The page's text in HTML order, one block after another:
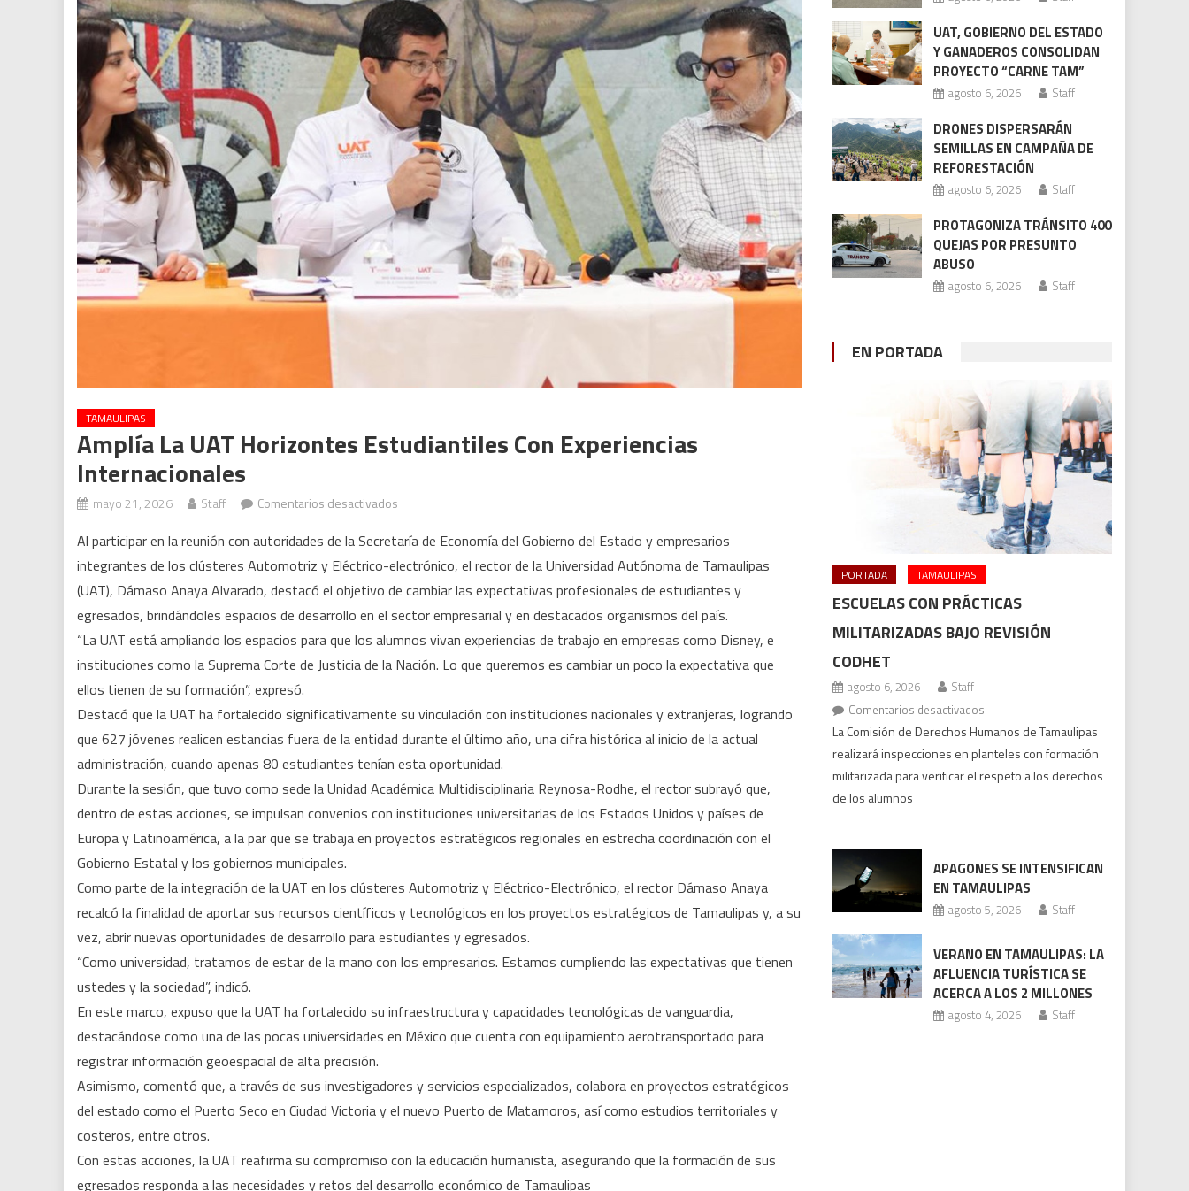
TAMAULIPAS
Amplía La UAT Horizontes Estudiantiles Con Experiencias
Internacionales
mayo 21, 2026 Staff Comentarios desactivados
la
UAT
horizontes
estudiantiles
con
experiencias
Al participar en la reunión con autoridades de la Secretaría de Economía del Gobierno del Estado y empresarios
integrantes de los clústeres Automotriz y Eléctrico-electrónico, el rector de la Universidad Autónoma de Tamaulipas
(UAT), Dámaso Anaya Alvarado, destacó el objetivo de cambiar las expectativas profesionales de estudiantes y
egresados, brindándoles espacios de desarrollo en el sector empresarial y en destacados organismos del país.
“La UAT está ampliando los espacios para que los alumnos vivan experiencias de trabajo en empresas como Disney, e
instituciones como la Suprema Corte de Justicia de la Nación. Lo que queremos es cambiar un poco la expectativa que
ellos tienen de su formación”, expresó.
Destacó que la UAT ha fortalecido significativamente su vinculación con instituciones nacionales y extranjeras, logrando
que 627 jóvenes realicen estancias fuera de la entidad durante el último año, una cifra histórica al inicio de la actual
administración, cuando apenas 80 estudiantes tenían esta oportunidad.
Durante la sesión, que tuvo como sede la Unidad Académica Multidisciplinaria Reynosa-Rodhe, el rector subrayó que,
dentro de estas acciones, se impulsan convenios con instituciones universitarias de los Estados Unidos y países de
Europa y Latinoamérica, a la par que se trabaja en proyectos estratégicos regionales en estrecha coordinación con el
Gobierno Estatal y los gobiernos municipales.
Como parte de la integración de la UAT en los clústeres Automotriz y Eléctrico-Electrónico, el rector Dámaso Anaya
recalcó la finalidad de aportar sus recursos científicos y tecnológicos en los proyectos estratégicos de Tamaulipas y, a su
vez, abrir nuevas oportunidades de desarrollo para estudiantes y egresados.
“Como universidad, tratamos de estar de la mano con los empresarios. Estamos cumpliendo las expectativas que tienen
ustedes y la sociedad”, indicó.
En este marco, expuso que la UAT ha fortalecido su infraestructura y capacidades tecnológicas de vanguardia,
destacándose como una de las pocas universidades en México que cuenta con equipamiento aerotransportado para
registrar información geoespacial de alta precisión.
Asimismo, comentó que, a través de sus investigadores y servicios especializados, colabora en proyectos estratégicos
del estado como el Puerto Seco en Ciudad Victoria y el nuevo Puerto de Matamoros, así como estudios territoriales y
costeros, entre otros.
Con estas acciones, la UAT reafirma su compromiso con la educación humanista, asegurando que la formación de sus
egresados responda a las necesidades y retos del desarrollo económico de Tamaulipas
UAT, GOBIERNO DEL ESTADO
Y GANADEROS CONSOLIDAN
PROYECTO “CARNE TAM”
agosto 6, 2026 Staff
DRONES DISPERSARÁN
SEMILLAS EN CAMPAÑA DE
REFORESTACIÓN
agosto 6, 2026 Staff
PROTAGONIZA TRÁNSITO 400
QUEJAS POR PRESUNTO
ABUSO
agosto 6, 2026 Staff
EN PORTADA
PORTADA TAMAULIPAS
ESCUELAS CON PRÁCTICAS
MILITARIZADAS BAJO REVISIÓN
CODHET
agosto 6, 2026
Staff
Comentarios desactivados
Escuelas
con
prácticas
La Comisión de Derechos Humanos de Tamaulipas
realizará inspecciones en planteles con formación
militarizada para verificar el respeto a los derechos
de los alumnos
APAGONES SE INTENSIFICAN
EN TAMAULIPAS
agosto 5, 2026 Staff
VERANO EN TAMAULIPAS: LA
AFLUENCIA TURÍSTICA SE
ACERCA A LOS 2 MILLONES
agosto 4, 2026 Staff